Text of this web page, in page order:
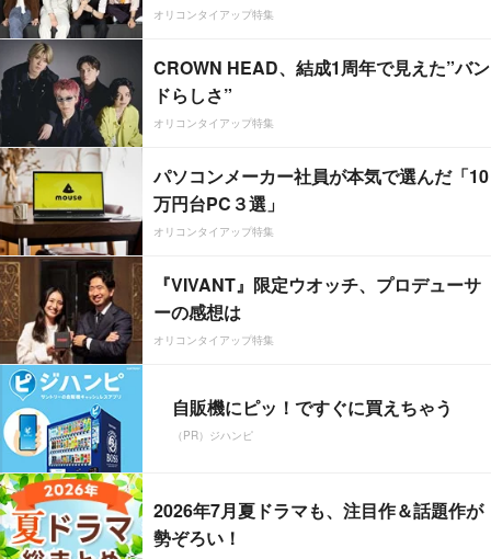
オリコンタイアップ特集
CROWN HEAD、結成1周年で見えた”バン
ドらしさ”
オリコンタイアップ特集
パソコンメーカー社員が本気で選んだ「10
万円台PC３選」
オリコンタイアップ特集
『VIVANT』限定ウオッチ、プロデューサ
ーの感想は
オリコンタイアップ特集
自販機にピッ！ですぐに買えちゃう
（PR）ジハンピ
2026年7月夏ドラマも、注目作＆話題作が
勢ぞろい！